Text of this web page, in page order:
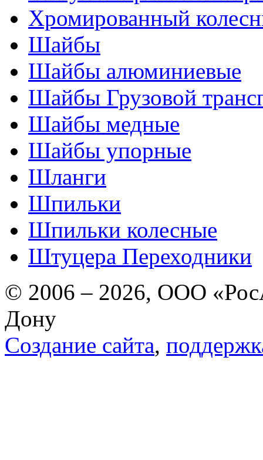
Хромированный
Шайбы
Шайбы алюминиевые
Шайбы Грузовой
Шайбы медные
Шайбы упорные
Шланги
Шпильки
Шпильки колесные
Штуцера Переходники
© 2006 – 2026, ООО
Дону
Создание сайта,